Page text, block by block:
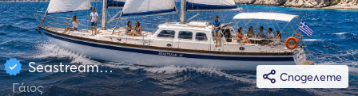
Споделете
Seastream 34 34
Γάιος